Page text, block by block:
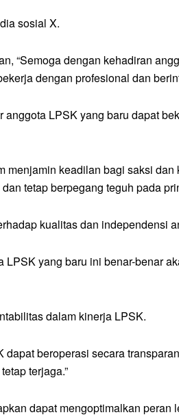
sosial X.
“Semoga dengan kehadiran
dengan profesional dan
LPSK yang baru dapat
keadilan bagi saksi
tetap berpegang teguh pada
kualitas dan independensi
yang baru ini benar-benar
dalam kinerja LPSK.
beroperasi secara
terjaga.”
dapat mengoptimalkan